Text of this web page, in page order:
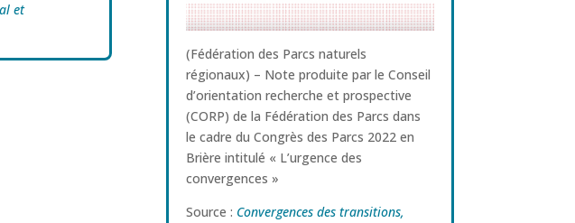
et
(Fédération des Parcs naturels
régionaux) – Note produite par le Conseil
d’orientation recherche et prospective
(CORP) de la Fédération des Parcs dans
le cadre du Congrès des Parcs 2022 en
Brière intitulé « L’urgence des
convergences »
Source : Convergences des transitions,